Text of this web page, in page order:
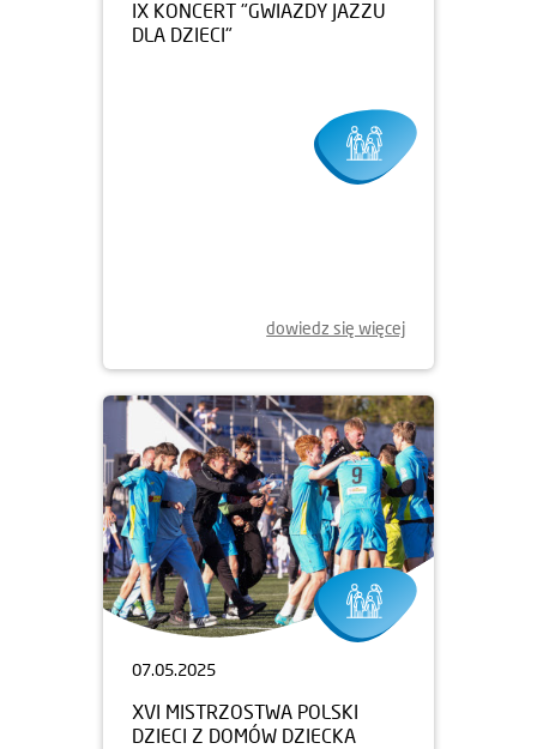
dowiedz się więcej
07.05.2025
XVI MISTRZOSTWA POLSKI
DZIECI Z DOMÓW DZIECKA